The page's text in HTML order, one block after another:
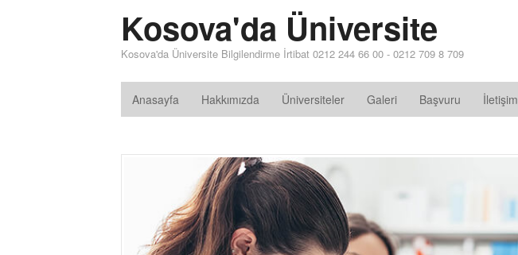
Kosova'da Üniversite
Kosova'da Üniversite Bilgilendirme İrtibat 0212 244 66 00 - 0212 709 8 709
Anasayfa Hakkımızda Üniversiteler Galeri Başvuru İletişim